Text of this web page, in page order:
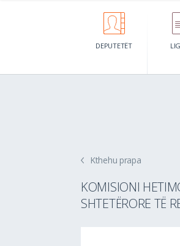
DEPUTETËT
Kthehu prapa
KOMISIONI
SHTETËRORE TË